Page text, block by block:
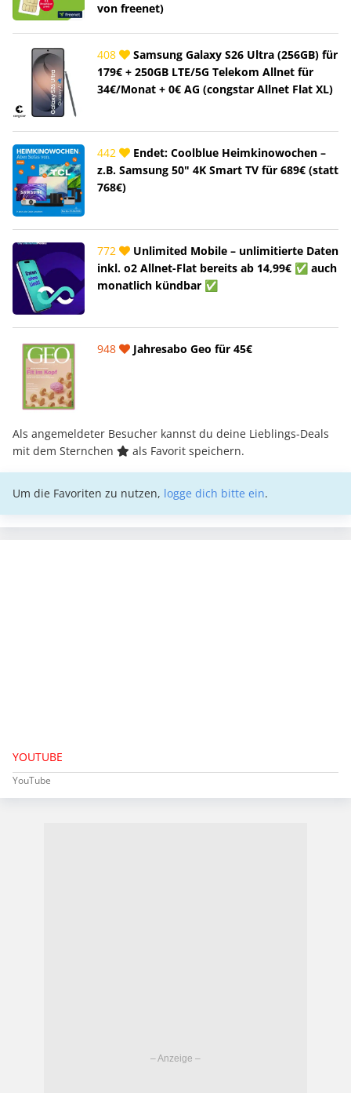
von freenet)
408
Samsung Galaxy S26 Ultra (256GB) für
179€ + 250GB LTE/5G Telekom Allnet für
34€/Monat + 0€ AG (congstar Allnet Flat XL)
442
Endet: Coolblue Heimkinowochen –
z.B. Samsung 50" 4K Smart TV für 689€ (statt
768€)
772
Unlimited Mobile – unlimitierte Daten
inkl. o2 Allnet-Flat bereits ab 14,99€ ✅ auch
monatlich kündbar ✅
948 Jahresabo Geo für 45€
Als angemeldeter Besucher kannst du deine Lieblings-Deals
mit dem Sternchen
als Favorit speichern.
Um die Favoriten zu nutzen, logge dich bitte ein.
YOUTUBE
YouTube